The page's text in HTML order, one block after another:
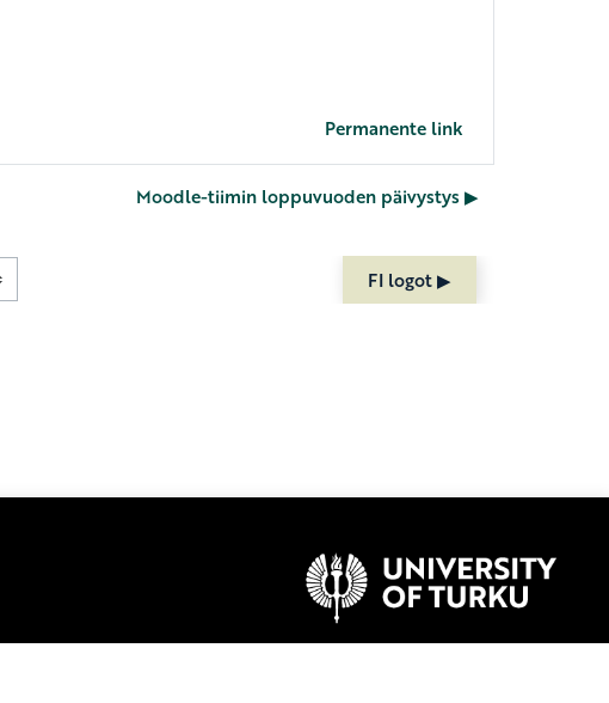
Permanente link
Moodle-tiimin loppuvuoden päivystys ▶︎
FI logot ▶︎